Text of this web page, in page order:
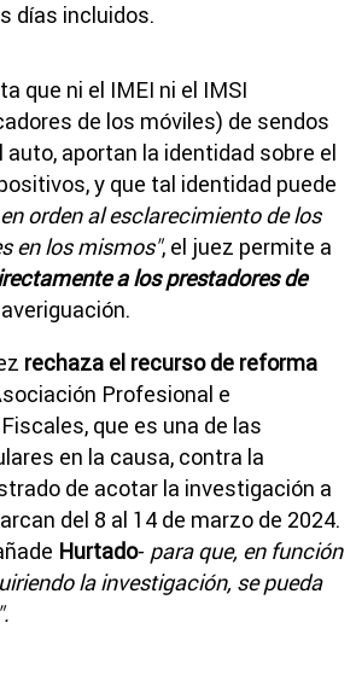
días incluidos.
que ni el IMEI ni el IMSI
de los móviles) de sendos
aportan la identidad sobre el
y que tal identidad puede
orden al esclarecimiento de los
en los mismos", el juez permite a
a los prestadores de
rechaza el recurso de reforma
Profesional e
que es una de las
en la causa, contra la
de acotar la investigación a
del 8 al 14 de marzo de 2024.
Hurtado- para que, en función
la investigación, se pueda